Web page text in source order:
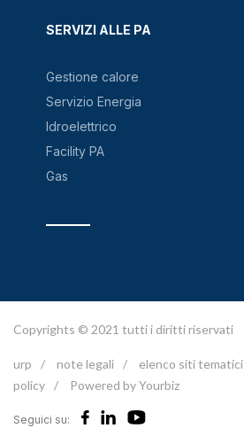
SERVIZI ALLE PA
Gestione calore
Servizio Energia
Idroelettrico
Facility PA
Gas
Copyrights © 2021 tutti i diritti riservati
urp / note legali / elenco siti tematici
policy / Powered by Yourbiz
Seguici su: